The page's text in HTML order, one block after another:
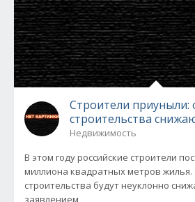
Строители приуныли:
строительства
Недвижимость
В этом году российские строители
миллиона квадратных метров
строительства будут неуклонно
заявлением